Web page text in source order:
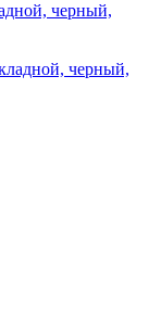
черный,